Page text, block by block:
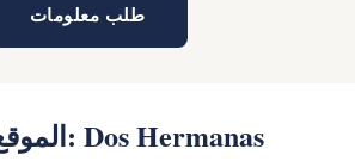
طلب معلومات
الموقع والبيئة: Dos Hermanas